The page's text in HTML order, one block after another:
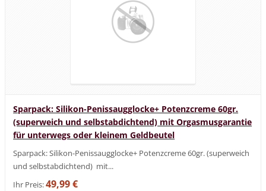
Sparpack: Silikon-Penissaugglocke+ Potenzcreme 60gr.
(superweich und selbstabdichtend) mit Orgasmusgarantie
für unterwegs oder kleinem Geldbeutel
Sparpack: Silikon-Penissaugglocke+ Potenzcreme 60gr. (superweich
und selbstabdichtend) mit...
Ihr Preis:49,99 €